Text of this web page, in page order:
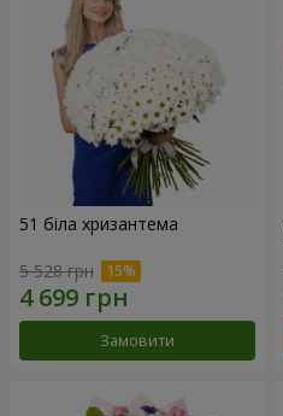
51 біла хризантема
5 528 грн
Замовити